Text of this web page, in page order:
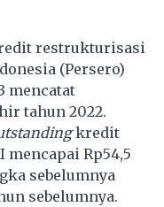
restrukturisasi
(Persero)
mencatat
tahun 2022.
kredit
mencapai Rp54,5
sebelumnya
sebelumnya.